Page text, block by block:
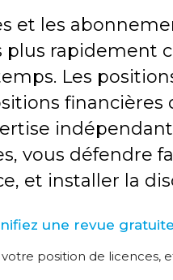
et les
rapidement
Les
financières
vous défendre
et installer la
une revue
position de